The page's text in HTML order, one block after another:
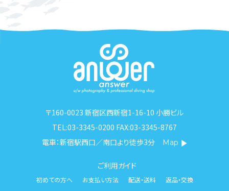
〒160-0023 新宿区西新宿1-16-10 小勝ビル
TEL:03-3345-0200 FAX:03-3345-8767
電車：新宿駅西口／南口より徒歩3分
Map
ご利用ガイド
初めての方へ お支払い方法 配送・送料 返品・交換